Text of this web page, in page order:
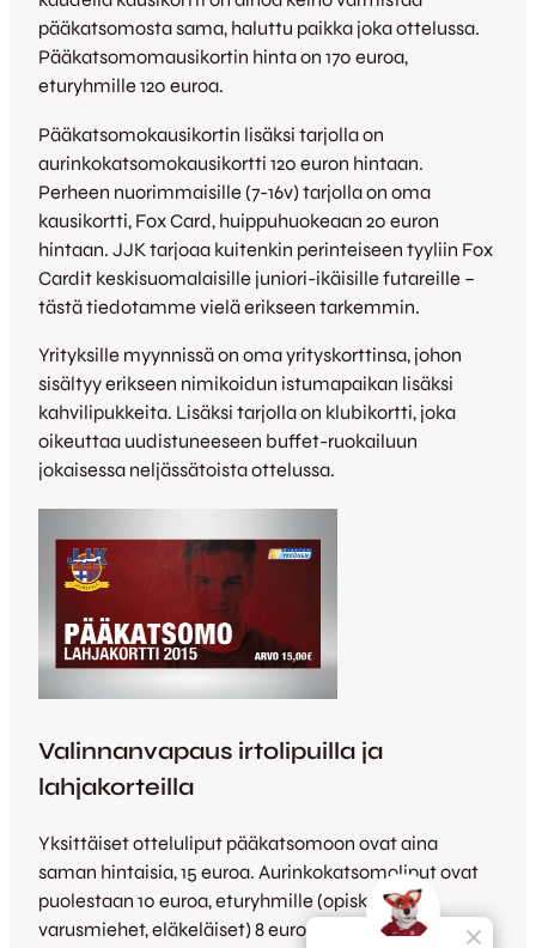
pääkatsomosta sama, haluttu paikka joka ottelussa.
Pääkatsomomausikortin hinta on 170 euroa,
eturyhmille 120 euroa.
Pääkatsomokausikortin lisäksi tarjolla on
aurinkokatsomokausikortti 120 euron hintaan.
Perheen nuorimmaisille (7-16v) tarjolla on oma
kausikortti, Fox Card, huippuhuokeaan 20 euron
hintaan. JJK tarjoaa kuitenkin perinteiseen tyyliin Fox
Cardit keskisuomalaisille juniori-ikäisille futareille –
tästä tiedotamme vielä erikseen tarkemmin.
Yrityksille myynnissä on oma yrityskorttinsa, johon
sisältyy erikseen nimikoidun istumapaikan lisäksi
kahvilipukkeita. Lisäksi tarjolla on klubikortti, joka
oikeuttaa uudistuneeseen buffet-ruokailuun
jokaisessa neljässätoista ottelussa.
Valinnanvapaus irtolipuilla ja
lahjakorteilla
Yksittäiset otteluliput pääkatsomoon ovat aina
saman hintaisia, 15 euroa. Aurinkokatsomoliput ovat
puolestaan 10 euroa, eturyhmille (opiskelijat,
varusmiehet, eläkeläiset) 8 euroa ja lapsille 5 euroa.